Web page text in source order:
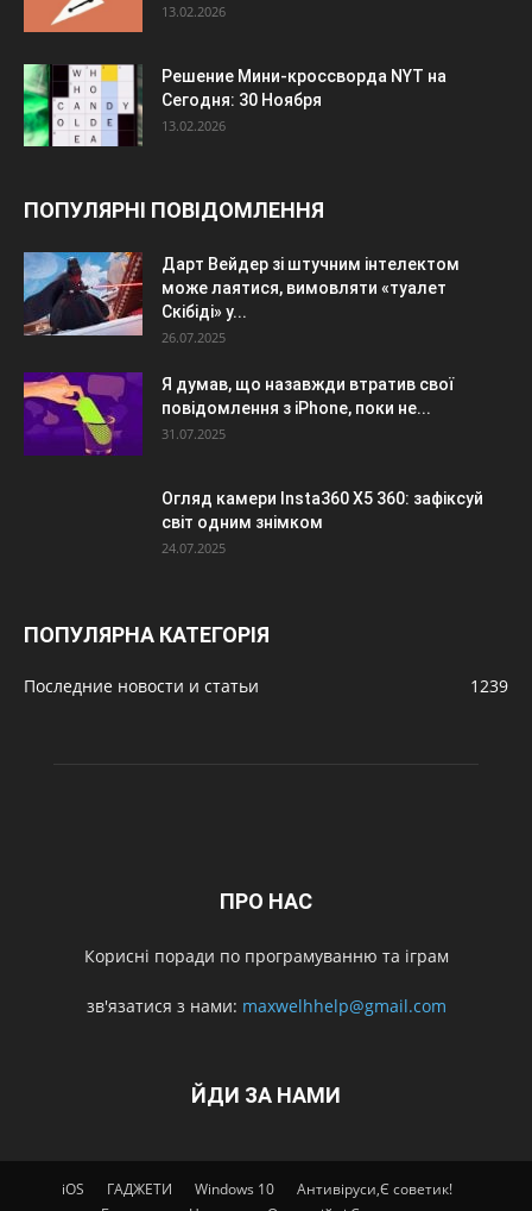
13.02.2026
Решение Мини-кроссворда NYT на
Сегодня: 30 Ноября
13.02.2026
ПОПУЛЯРНІ ПОВІДОМЛЕННЯ
Дарт Вейдер зі штучним інтелектом
може лаятися, вимовляти «туалет
Скібіді» у...
26.07.2025
Я думав, що назавжди втратив свої
повідомлення з iPhone, поки не...
31.07.2025
Огляд камери Insta360 X5 360: зафіксуй
світ одним знімком
24.07.2025
ПОПУЛЯРНА КАТЕГОРІЯ
Последние новости и статьи 1239
ПРО НАС
Корисні поради по програмуванню та іграм
зв'язатися з нами: maxwelhhelp@gmail.com
ЙДИ ЗА НАМИ
iOS ГАДЖЕТИ Windows 10
Антивіруси,Є советик!